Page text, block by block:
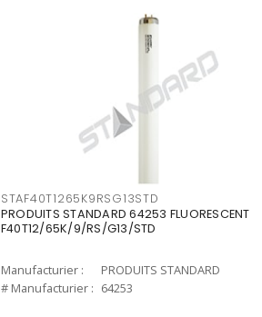
STAF40T1265K9RSG13STD
PRODUITS STANDARD 64253 FLUORESCENT
F40T12/65K/9/RS/G13/STD
Manufacturier :
PRODUITS STANDARD
# Manufacturier : 64253